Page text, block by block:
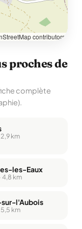
contributors
proches de
complète
2,9 km
les-Eaux
4,8 km
l'Aubois
5,5 km